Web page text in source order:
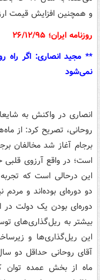
و همچنین افزایش قیمت
روزنامه ایران؛ ۲۶/۱۲/۹۵
** مجید انصاری: اگر راه
نمی‌شود
انصاری در واکنش به
روحانی، تصریح کرد: از
برجام آغاز شد مخالفان
است؛ در واقع آرزوی قلبی
این درحالی است که
دو دوره‌ای بوده‌اند و
دوره‌ای بودن یک دولت
بیشتر به ریل‌گذاری‌های
این ریل‌گذاری‌ها و
آقای روحانی حداقل دو
ماه از بخش عمده توان